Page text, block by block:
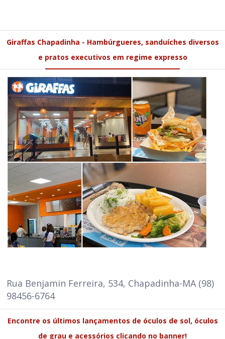
Giraffas Chapadinha - Hambúrgueres, sanduíches diversos
e pratos executivos em regime expresso
Rua Benjamin Ferreira, 534, Chapadinha-MA (98)
98456-6764
Encontre os últimos lançamentos de óculos de sol, óculos
de grau e acessórios clicando no banner!